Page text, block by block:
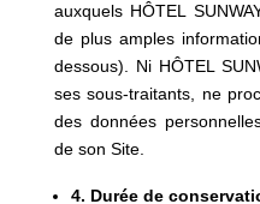
auxquels HÔTEL
de plus amples
dessous). Ni HÔTEL
ses sous-traitants, ne
des données
de son Site.
4. Durée de